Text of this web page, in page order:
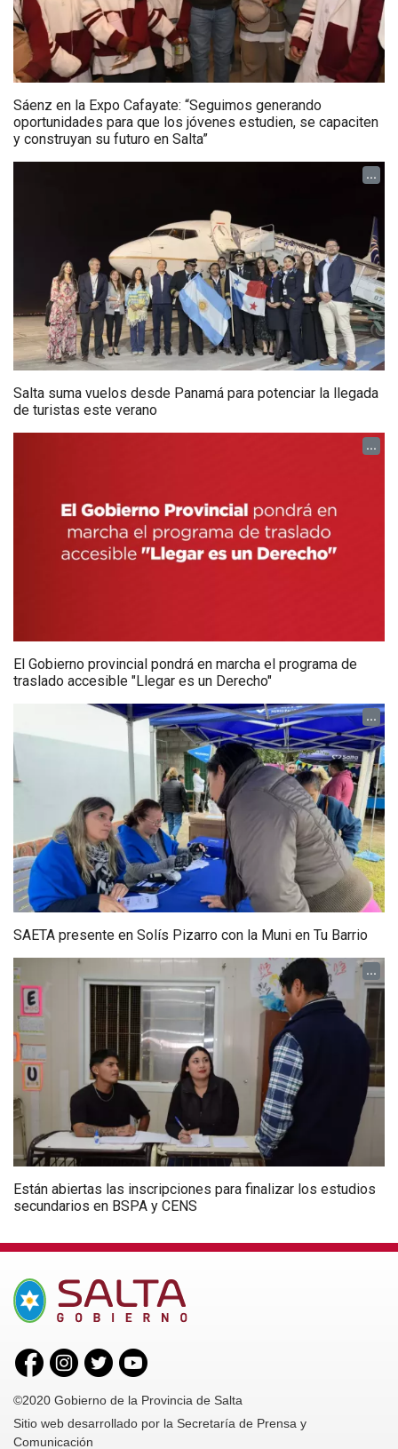
Sáenz en la Expo Cafayate: “Seguimos generando
oportunidades para que los jóvenes estudien, se capaciten
y construyan su futuro en Salta”
...
Salta suma vuelos desde Panamá para potenciar la llegada
de turistas este verano
...
El Gobierno provincial pondrá en marcha el programa de
traslado accesible "Llegar es un Derecho"
...
SAETA presente en Solís Pizarro con la Muni en Tu Barrio
...
Están abiertas las inscripciones para finalizar los estudios
secundarios en BSPA y CENS
©2020 Gobierno de la Provincia de Salta
Sitio web desarrollado por la Secretaría de Prensa y
Comunicación